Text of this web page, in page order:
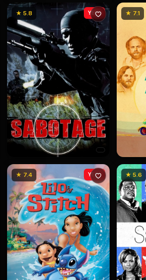
★ 5.8 YENİ ★ 7.1
★ 7.4 YENİ ★ 5.6